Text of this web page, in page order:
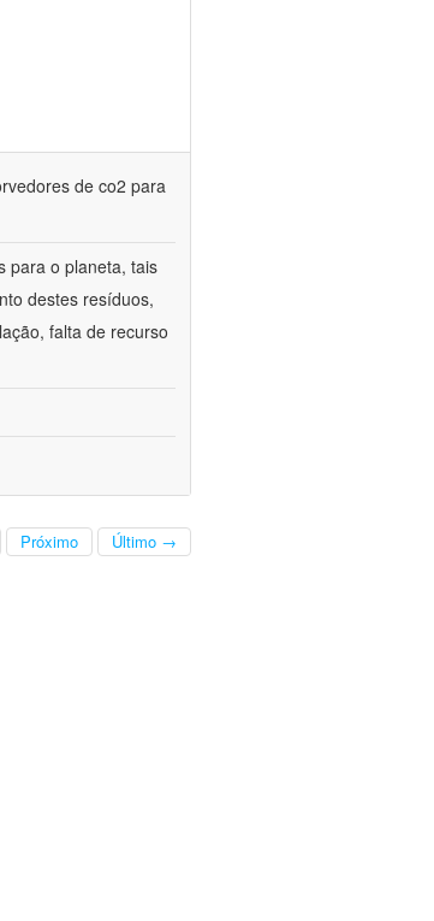
de co2 para
para o planeta, tais
destes resíduos,
falta de recurso
Próximo Último →